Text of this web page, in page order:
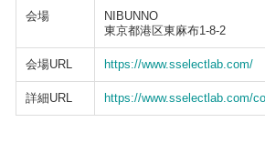
会場
NIBUNNO
東京都港区東麻布1-8-2
会場URL https://www.sselectlab.com/
詳細URL https://www.sselectlab.com/